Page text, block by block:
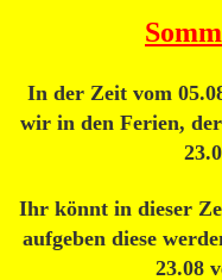
In der Zeit vom
wir in den Ferien,
Ihr könnt in dieser
aufgeben diese
23.08
Widerruf
Wenn Sie den Vertrag
nachfolgende Formular aus